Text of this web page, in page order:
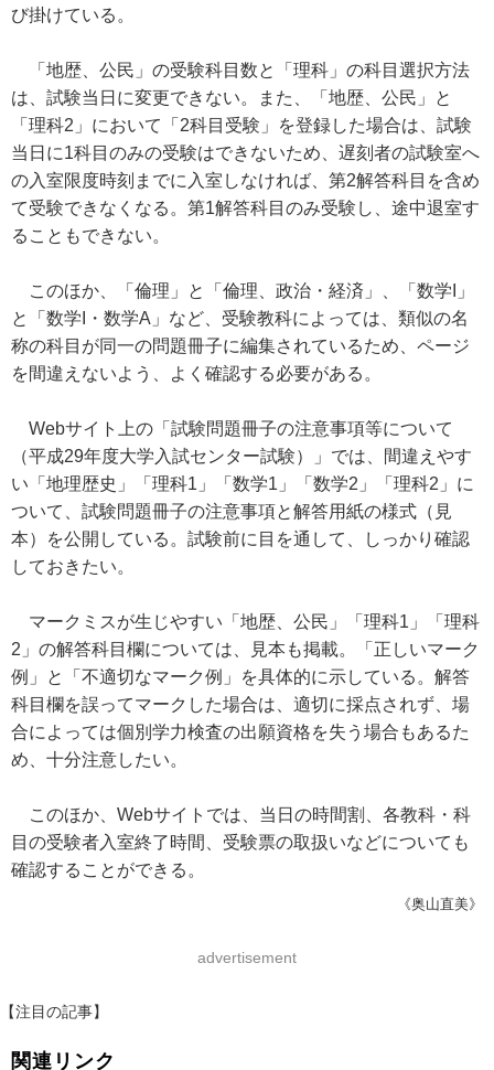
び掛けている。
「地歴、公民」の受験科目数と「理科」の科目選択方法
は、試験当日に変更できない。また、「地歴、公民」と
「理科2」において「2科目受験」を登録した場合は、試験
当日に1科目のみの受験はできないため、遅刻者の試験室へ
の入室限度時刻までに入室しなければ、第2解答科目を含め
て受験できなくなる。第1解答科目のみ受験し、途中退室す
ることもできない。
このほか、「倫理」と「倫理、政治・経済」、「数学I」
と「数学I・数学A」など、受験教科によっては、類似の名
称の科目が同一の問題冊子に編集されているため、ページ
を間違えないよう、よく確認する必要がある。
Webサイト上の「試験問題冊子の注意事項等について
（平成29年度大学入試センター試験）」では、間違えやす
い「地理歴史」「理科1」「数学1」「数学2」「理科2」に
ついて、試験問題冊子の注意事項と解答用紙の様式（見
本）を公開している。試験前に目を通して、しっかり確認
しておきたい。
マークミスが生じやすい「地歴、公民」「理科1」「理科
2」の解答科目欄については、見本も掲載。「正しいマーク
例」と「不適切なマーク例」を具体的に示している。解答
科目欄を誤ってマークした場合は、適切に採点されず、場
合によっては個別学力検査の出願資格を失う場合もあるた
め、十分注意したい。
このほか、Webサイトでは、当日の時間割、各教科・科
目の受験者入室終了時間、受験票の取扱いなどについても
確認することができる。
《奥山直美》
advertisement
【注目の記事】
関連リンク